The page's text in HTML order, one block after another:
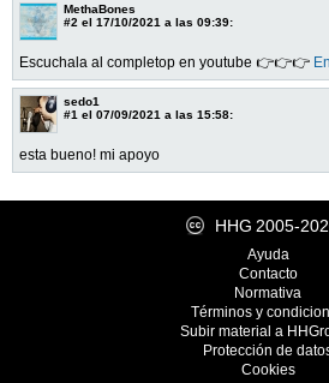
MethaBones
#2 el 17/10/2021 a las 09:39:
Escuchala al completop en youtube 👉👉👉
sedo1
#1 el 07/09/2021 a las 15:58:
esta bueno! mi apoyo
HHG 2005-
Ayuda
Contacto
Normativa
Términos y
Subir material a
Protección de
Cookies